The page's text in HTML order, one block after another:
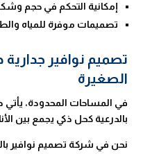
إمكانية التحكم في حجم
تصميمات موفرة للمياه
تصميم نوافير جدارية
الصغيرة
في المساحات المحدودة، يأتي
بالدرعية كحل ذكي يجمع بين
نحن في شركة تصميم نوافير